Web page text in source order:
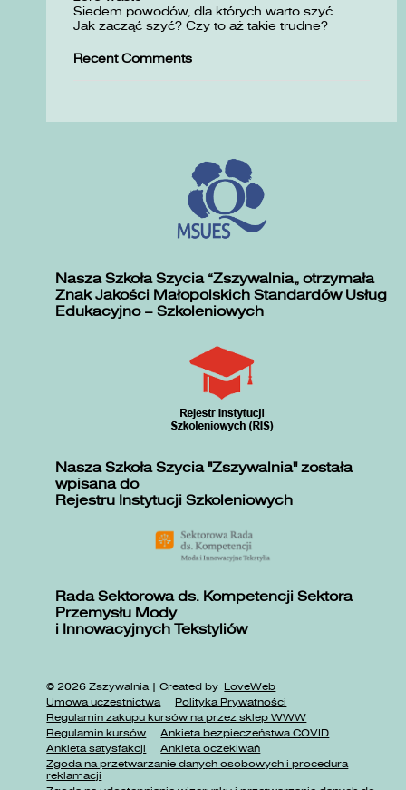
Siedem powodów, dla których warto szyć
Jak zacząć szyć? Czy to aż takie trudne?
Recent Comments
Nasza Szkoła Szycia „Zszywalnia” otrzymała
Znak Jakości Małopolskich Standardów Usług
Edukacyjno – Szkoleniowych
Nasza Szkoła Szycia "Zszywalnia" została
wpisana do
Rejestru Instytucji Szkoleniowych
Rada Sektorowa ds. Kompetencji Sektora
Przemysłu Mody
i Innowacyjnych Tekstyliów
© 2026 Zszywalnia | Created by LoveWeb
Umowa uczestnictwa
Polityka Prywatności
Regulamin zakupu kursów na przez sklep WWW
Regulamin kursów
Ankieta bezpieczeństwa COVID
Ankieta satysfakcji
Ankieta oczekiwań
Zgoda na przetwarzanie danych osobowych i procedura
reklamacji